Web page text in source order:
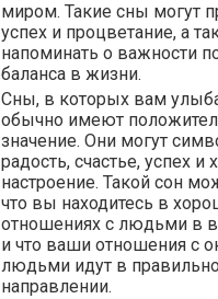
миром. Такие сны могут
успех и процветание, а
напоминать о важности
баланса в жизни.
Сны, в которых вам
обычно имеют
значение. Они могут
радость, счастье, успех и
настроение. Такой сон
что вы находитесь в
отношениях с людьми в
и что ваши отношения с
людьми идут в
направлении.